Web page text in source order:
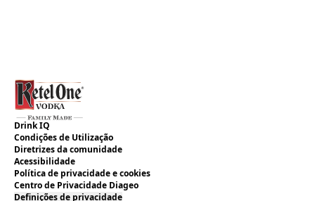
Drink IQ
Condições de Utilização
Diretrizes da comunidade
Acessibilidade
Política de privacidade e cookies
Centro de Privacidade Diageo
Definições de privacidade